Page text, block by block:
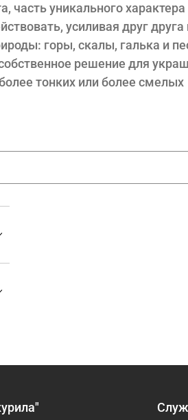
часть уникального
усиливая друг друга
горы, скалы, галька и
решение для
тонких или более смелых